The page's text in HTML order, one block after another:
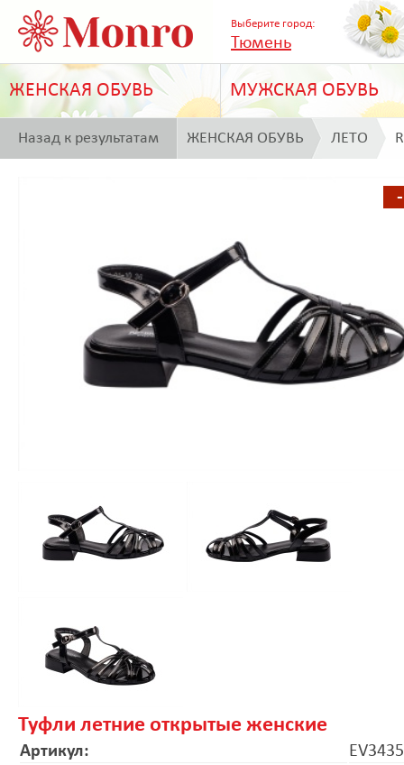
Выберите город:
Тюмень
ЖЕНСКАЯ ОБУВЬ МУЖСКАЯ ОБУВЬ
Назад к результатам ЖЕНСКАЯ ОБУВЬ ЛЕТО
Туфли летние открытые женские
Артикул: